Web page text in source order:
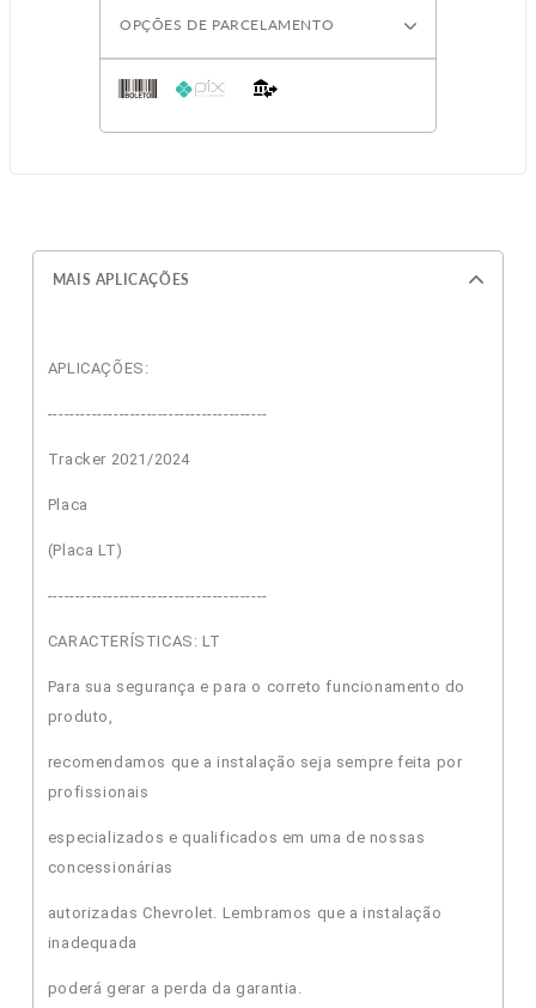
OPÇÕES DE PARCELAMENTO
MAIS APLICAÇÕES
APLICAÇÕES:
----------------------------------------
Tracker 2021/2024
Placa
(Placa LT)
----------------------------------------
CARACTERÍSTICAS: LT
Para sua segurança e para o correto funcionamento do
produto,
recomendamos que a instalação seja sempre feita por
profissionais
especializados e qualificados em uma de nossas
concessionárias
autorizadas Chevrolet. Lembramos que a instalação
inadequada
poderá gerar a perda da garantia.